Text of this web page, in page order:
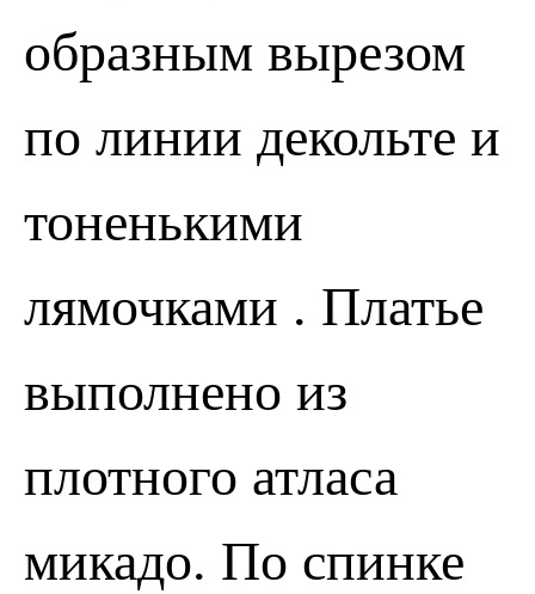
образным вырезом
по линии декольте и
тоненькими
лямочками . Платье
выполнено из
плотного атласа
микадо. По спинке